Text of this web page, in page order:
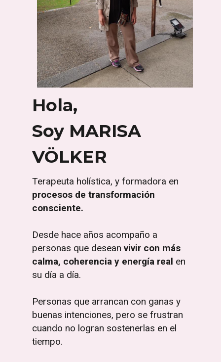
Hola,
Soy MARISA
VÖLKER
Terapeuta holística, y formadora en
procesos de transformación
consciente.
Desde hace años acompaño a
personas que desean vivir con más
calma, coherencia y energía real en
su día a día.
Personas que arrancan con ganas y
buenas intenciones, pero se frustran
cuando no logran sostenerlas en el
tiempo.